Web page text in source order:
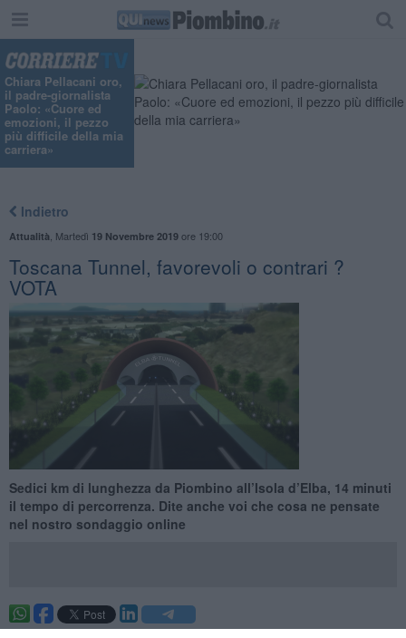
Chiara Pellacani oro,
il padre-giornalista
Paolo: «Cuore ed
emozioni, il pezzo
più difficile della mia
carriera»
Indietro
Attualità Martedì 19 Novembre 2019ore 19:00
Toscana Tunnel, favorevoli o contrari ?
VOTA
Sedici km di lunghezza da Piombino all’Isola d’Elba, 14 minuti
il tempo di percorrenza. Dite anche voi che cosa ne pensate
nel nostro sondaggio online